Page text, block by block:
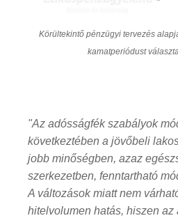
Körültekintő pénzügyi tervezés
kamatperiódust
"Az adósságfék szabályok
következtében a jövőbeli
jobb minőségben, azaz
szerkezetben, fenntartható
A változások miatt nem
hitelvolumen hatás, hiszen